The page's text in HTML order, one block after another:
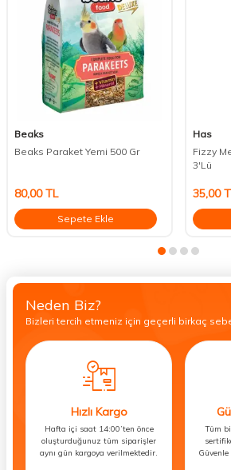
Beaks
Beaks Paraket Yemi 500 Gr
80,00TL
Sepete Ekle
Has
Fizzy
3'Lü
35,00
Neden Biz?
Bizleri tercih etmeniz için geçerli birkaç
Hızlı Kargo
Hafta içi saat 14:00’ten önce
oluşturduğunuz tüm siparişler
aynı gün kargoya verilmektedir.
Tüm